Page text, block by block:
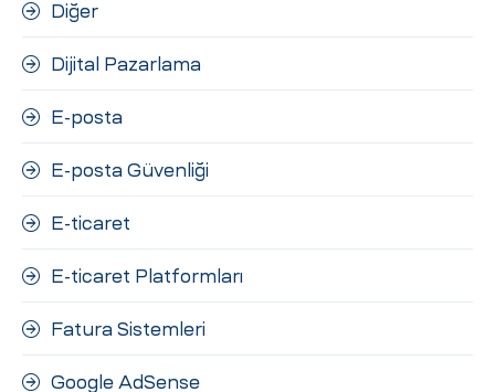
Diğer
Dijital Pazarlama
E-posta
E-posta Güvenliği
E-ticaret
E-ticaret Platformları
Fatura Sistemleri
Google AdSense